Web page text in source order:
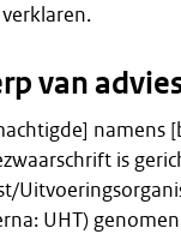
van
namens
is
UHT)